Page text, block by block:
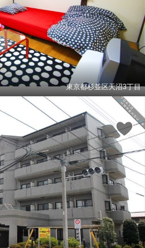
東京都杉並区天沼3丁目